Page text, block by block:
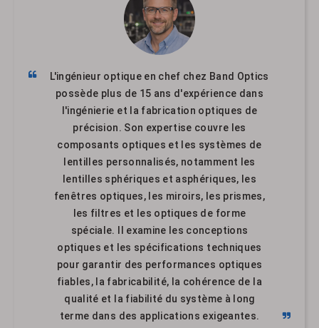
L'ingénieur optique en chef chez Band Optics
possède plus de 15 ans d'expérience dans
l'ingénierie et la fabrication optiques de
précision. Son expertise couvre les
composants optiques et les systèmes de
lentilles personnalisés, notamment les
lentilles sphériques et asphériques, les
fenêtres optiques, les miroirs, les prismes,
les filtres et les optiques de forme
spéciale. Il examine les conceptions
optiques et les spécifications techniques
pour garantir des performances optiques
fiables, la fabricabilité, la cohérence de la
qualité et la fiabilité du système à long
terme dans des applications exigeantes.